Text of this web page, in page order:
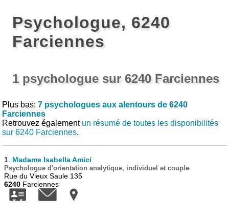
Psychologue, 6240
Farciennes
1 psychologue sur 6240 Farciennes
Plus bas:7 psychologues aux alentours de 6240
Farciennes
Retrouvez également un résumé de toutes les disponibilités
sur 6240 Farciennes.
1. Madame Isabella Amici
Psychologue d'orientation analytique, individuel et couple
Rue du Vieux Saule 135
6240 Farciennes